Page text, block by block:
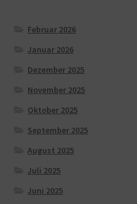
Februar 2026
Januar 2026
Dezember 2025
November 2025
Oktober 2025
September 2025
August 2025
Juli 2025
Juni 2025